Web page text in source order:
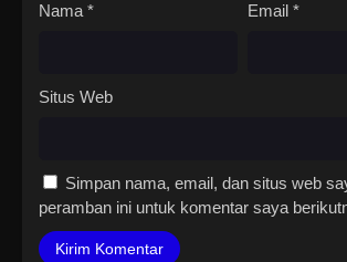
Nama * Email *
Situs Web
Simpan nama, email, dan situs web
peramban ini untuk komentar saya